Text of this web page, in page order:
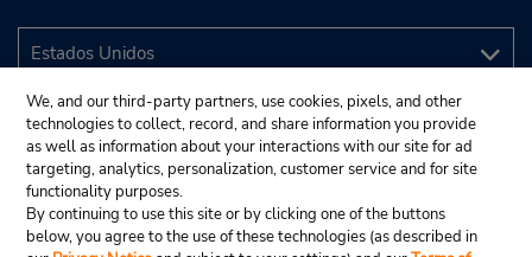
We, and our third-party partners, use cookies, pixels, and other
technologies to collect, record, and share information you provide
as well as information about your interactions with our site for ad
targeting, analytics, personalization, customer service and for site
functionality purposes.
By continuing to use this site or by clicking one of the buttons
below, you agree to the use of these technologies (as described in